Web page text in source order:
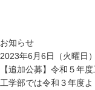
お知らせ
2023年6月6日（火曜日）
【追加公募】令和５年
工学部では令和３年度